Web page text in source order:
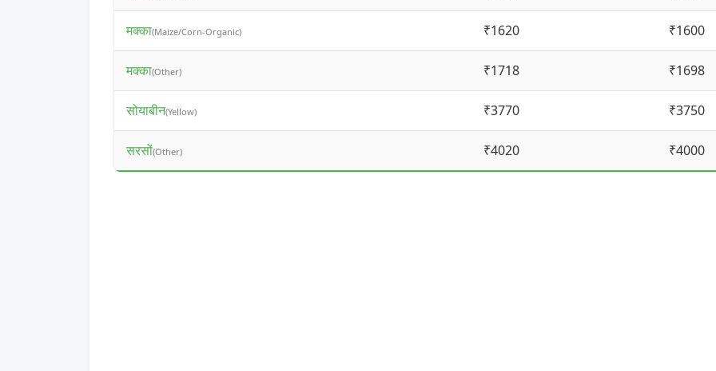
मक्का(Maize/Corn-Organic) ₹1620 ₹1600
मक्का(Other) ₹1718 ₹1698
सोयाबीन(Yellow) ₹3770 ₹3750
सरसों(Other) ₹4020 ₹4000